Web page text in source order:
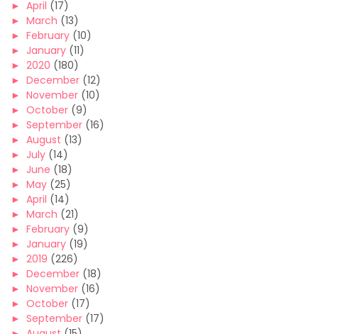
► April (17)
► March (13)
► February (10)
► January (11)
► 2020 (180)
► December (12)
► November (10)
► October (9)
► September (16)
► August (13)
► July (14)
► June (18)
► May (25)
► April (14)
► March (21)
► February (9)
► January (19)
► 2019 (226)
► December (18)
► November (16)
► October (17)
► September (17)